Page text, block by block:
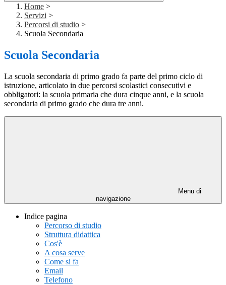
Home >
Servizi >
Percorsi di studio >
Scuola Secondaria
Scuola Secondaria
La scuola secondaria di primo grado fa parte del primo ciclo di
istruzione, articolato in due percorsi scolastici consecutivi e
obbligatori: la scuola primaria che dura cinque anni, e la scuola
secondaria di primo grado che dura tre anni.
Menu di
navigazione
Indice pagina
Percorso di studio
Struttura didattica
Cos'è
A cosa serve
Come si fa
Email
Telefono